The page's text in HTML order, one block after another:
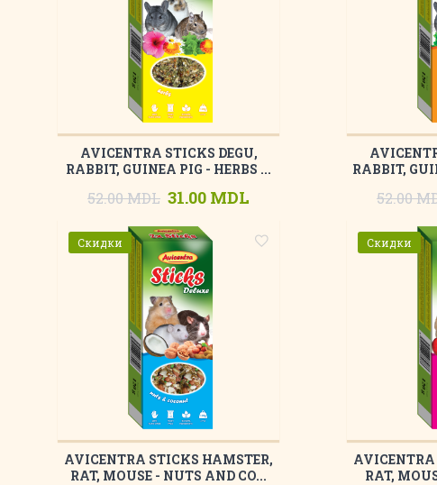
AVICENTRA STICKS DEGU,
RABBIT, GUINEA PIG - HERBS ...
52.00 MDL 31.00 MDL
RABBIT,
52.00
Скидки
AVICENTRA STICKS HAMSTER,
RAT, MOUSE - NUTS AND CO...
Скидки
RAT,